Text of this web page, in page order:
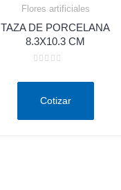
Flores artificiales
TAZA DE PORCELANA
8.3X10.3 CM
deCotizar